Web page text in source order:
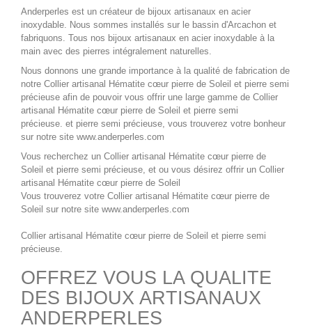
Anderperles est un créateur de bijoux artisanaux en acier
inoxydable. Nous sommes installés sur le bassin d'Arcachon et
fabriquons. Tous nos bijoux artisanaux en acier inoxydable à la
main avec des pierres intégralement naturelles.
Nous donnons une grande importance à la qualité de fabrication de
notre Collier artisanal Hématite cœur pierre de Soleil et pierre semi
précieuse afin de pouvoir vous offrir une large gamme de Collier
artisanal Hématite cœur pierre de Soleil et pierre semi
précieuse. et pierre semi précieuse, vous trouverez votre bonheur
sur notre site www.anderperles.com
Vous recherchez un Collier artisanal Hématite cœur pierre de
Soleil et pierre semi précieuse, et ou vous désirez offrir un Collier
artisanal Hématite cœur pierre de Soleil
Vous trouverez votre Collier artisanal Hématite cœur pierre de
Soleil sur notre site www.anderperles.com
Collier artisanal Hématite cœur pierre de Soleil et pierre semi
précieuse.
OFFREZ VOUS LA QUALITE
DES BIJOUX ARTISANAUX
ANDERPERLES